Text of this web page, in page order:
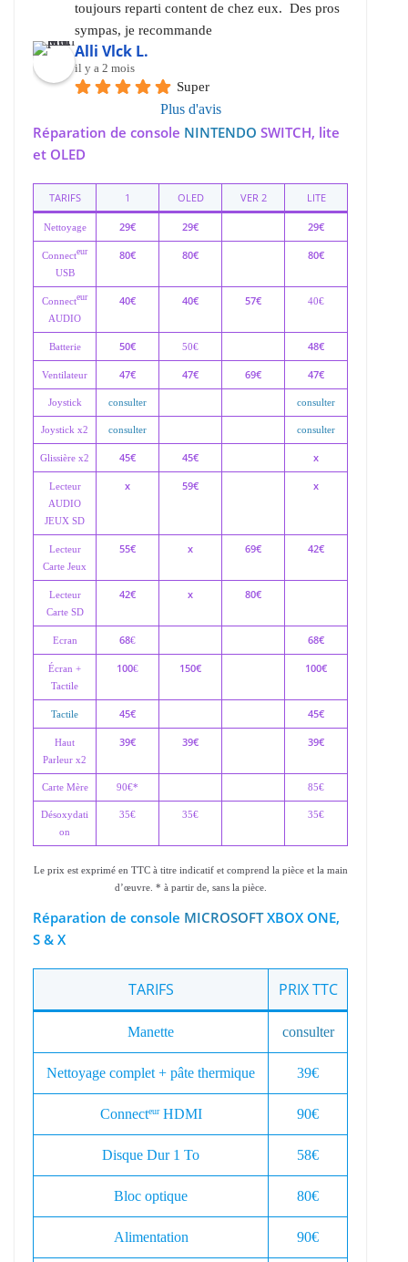
toujours reparti content de chez eux.  Des pros
sympas, je recommande
Alli Vlck L.
il y a 2 mois
Super
Plus d'avis
Réparation de console NINTENDO SWITCH, lite
et OLED
TARIFS 1 OLED VER 2 LITE
Nettoyage 29€ 29€ 29€
Connecteur
USB
80€ 80€ 80€
Connecteur
AUDIO
40€ 40€ 57€ 40€
Batterie 50€ 50€ 48€
Ventilateur 47€ 47€ 69€ 47€
Joystick consulter consulter
Joystick x2 consulter consulter
Glissière x2 45€ 45€ x
Lecteur
AUDIO
JEUX SD
x 59€ x
Lecteur
Carte Jeux
55€ x 69€ 42€
Lecteur
Carte SD
42€ x 80€
Ecran 68€ 68€
Écran +
Tactile
100€ 150€ 100€
Tactile 45€ 45€
Haut
Parleur x2
39€ 39€ 39€
Carte Mère 90€* 85€
Désoxydati
on
35€ 35€ 35€
Le prix est exprimé en TTC à titre indicatif et comprend la pièce et la main
d’œuvre. * à partir de, sans la pièce.
Réparation de console MICROSOFTXBOX ONE,
S & X
TARIFS PRIX TTC
Manette consulter
Nettoyage complet + pâte thermique 39€
ConnecteurHDMI 90€
Disque Dur 1 To 58€
Bloc optique 80€
Alimentation 90€